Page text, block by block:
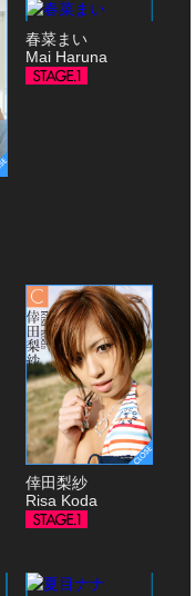
春菜まい
Mai Haruna
倖田梨紗
Risa Koda